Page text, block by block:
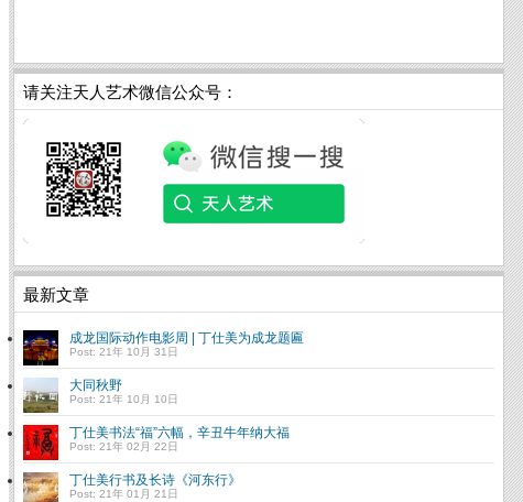
请关注天人艺术微信公众号：
最新文章
成龙国际动作电影周 | 丁仕美为成龙题匾
Post: 21年 10月 31日
大同秋野
Post: 21年 10月 10日
丁仕美书法“福”六幅，辛丑牛年纳大福
Post: 21年 02月 22日
丁仕美行书及长诗《河东行》
Post: 21年 01月 21日